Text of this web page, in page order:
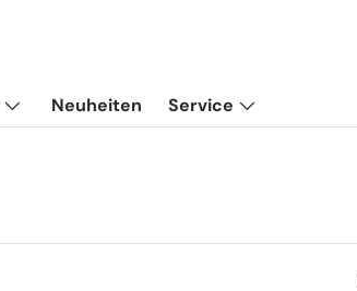
Neuheiten Service